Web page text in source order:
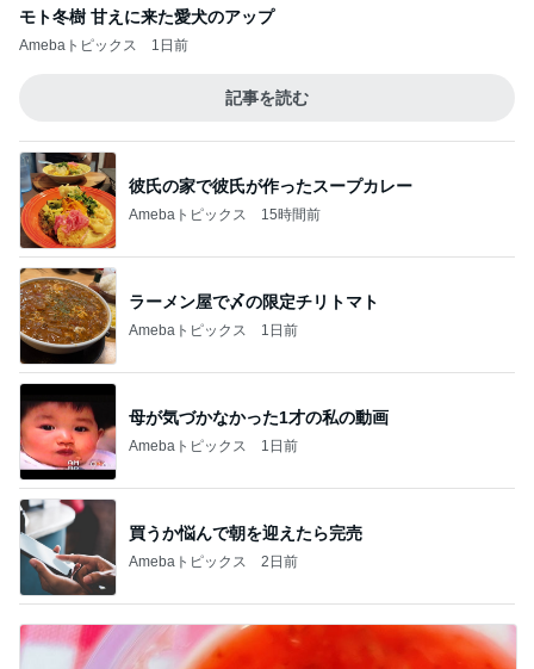
モト冬樹 甘えに来た愛犬のアップ
Amebaトピックス 1日前
記事を読む
彼氏の家で彼氏が作ったスープカレー
Amebaトピックス 15時間前
ラーメン屋で〆の限定チリトマト
Amebaトピックス 1日前
母が気づかなかった1才の私の動画
Amebaトピックス 1日前
買うか悩んで朝を迎えたら完売
Amebaトピックス 2日前